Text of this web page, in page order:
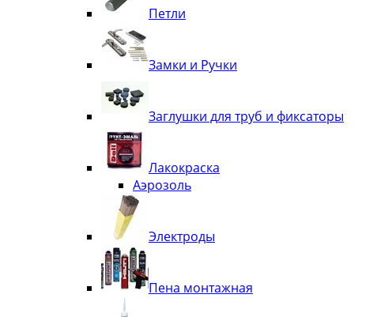
Петли
Замки и Ручки
Заглушки для труб и фиксаторы
Лакокраска
Аэрозоль
Электроды
Пена монтажная